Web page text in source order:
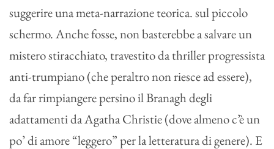
suggerire una meta-narrazione teorica. sul piccolo
schermo. Anche fosse, non basterebbe a salvare un
mistero stiracchiato, travestito da thriller progressista
anti-trumpiano (che peraltro non riesce ad essere),
da far rimpiangere persino il Branagh degli
adattamenti da Agatha Christie (dove almeno c’è un
po’ di amore “leggero” per la letteratura di genere). E